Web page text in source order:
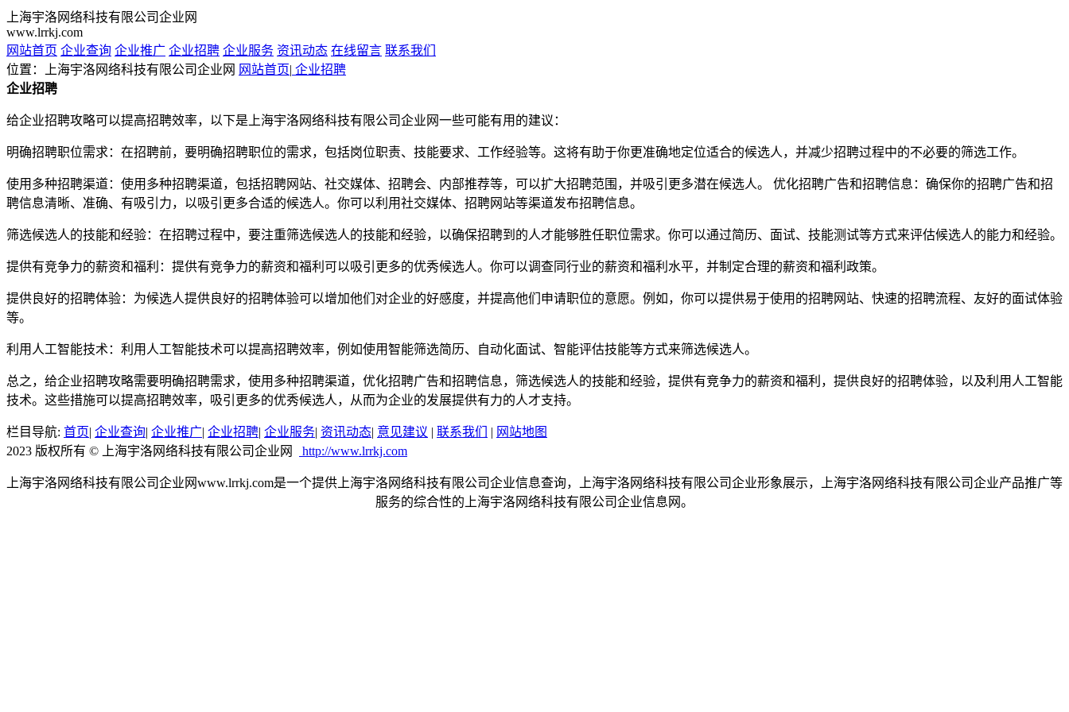
上海宇洛网络科技有限公司企业网
www.lrrkj.com
网站首页 企业查询 企业推广 企业招聘 企业服务 资讯动态 在线留言 联系我们
位置：上海宇洛网络科技有限公司企业网 网站首页| 企业招聘
企业招聘
给企业招聘攻略可以提高招聘效率，以下是上海宇洛网络科技有限公司企业网一些可能有用的建议：
明确招聘职位需求：在招聘前，要明确招聘职位的需求，包括岗位职责、技能要求、工作经验等。这将有助于你更准确地定位适合的候选人，并减少招聘过程中的不必要的筛选工作。
使用多种招聘渠道：使用多种招聘渠道，包括招聘网站、社交媒体、招聘会、内部推荐等，可以扩大招聘范围，并吸引更多潜在候选人。 优化招聘广告和招聘信息：确保你的招聘广告和招
聘信息清晰、准确、有吸引力，以吸引更多合适的候选人。你可以利用社交媒体、招聘网站等渠道发布招聘信息。
筛选候选人的技能和经验：在招聘过程中，要注重筛选候选人的技能和经验，以确保招聘到的人才能够胜任职位需求。你可以通过简历、面试、技能测试等方式来评估候选人的能力和经验。
提供有竞争力的薪资和福利：提供有竞争力的薪资和福利可以吸引更多的优秀候选人。你可以调查同行业的薪资和福利水平，并制定合理的薪资和福利政策。
提供良好的招聘体验：为候选人提供良好的招聘体验可以增加他们对企业的好感度，并提高他们申请职位的意愿。例如，你可以提供易于使用的招聘网站、快速的招聘流程、友好的面试体验
等。
利用人工智能技术：利用人工智能技术可以提高招聘效率，例如使用智能筛选简历、自动化面试、智能评估技能等方式来筛选候选人。
总之，给企业招聘攻略需要明确招聘需求，使用多种招聘渠道，优化招聘广告和招聘信息，筛选候选人的技能和经验，提供有竞争力的薪资和福利，提供良好的招聘体验，以及利用人工智能
技术。这些措施可以提高招聘效率，吸引更多的优秀候选人，从而为企业的发展提供有力的人才支持。
栏目导航: 首页| 企业查询| 企业推广| 企业招聘| 企业服务| 资讯动态| 意见建议 | 联系我们 | 网站地图
2023 版权所有 © 上海宇洛网络科技有限公司企业网
http://www.lrrkj.com
上海宇洛网络科技有限公司企业网www.lrrkj.com是一个提供上海宇洛网络科技有限公司企业信息查询，上海宇洛网络科技有限公司企业形象展示，上海宇洛网络科技有限公司企业产品推广等
服务的综合性的上海宇洛网络科技有限公司企业信息网。